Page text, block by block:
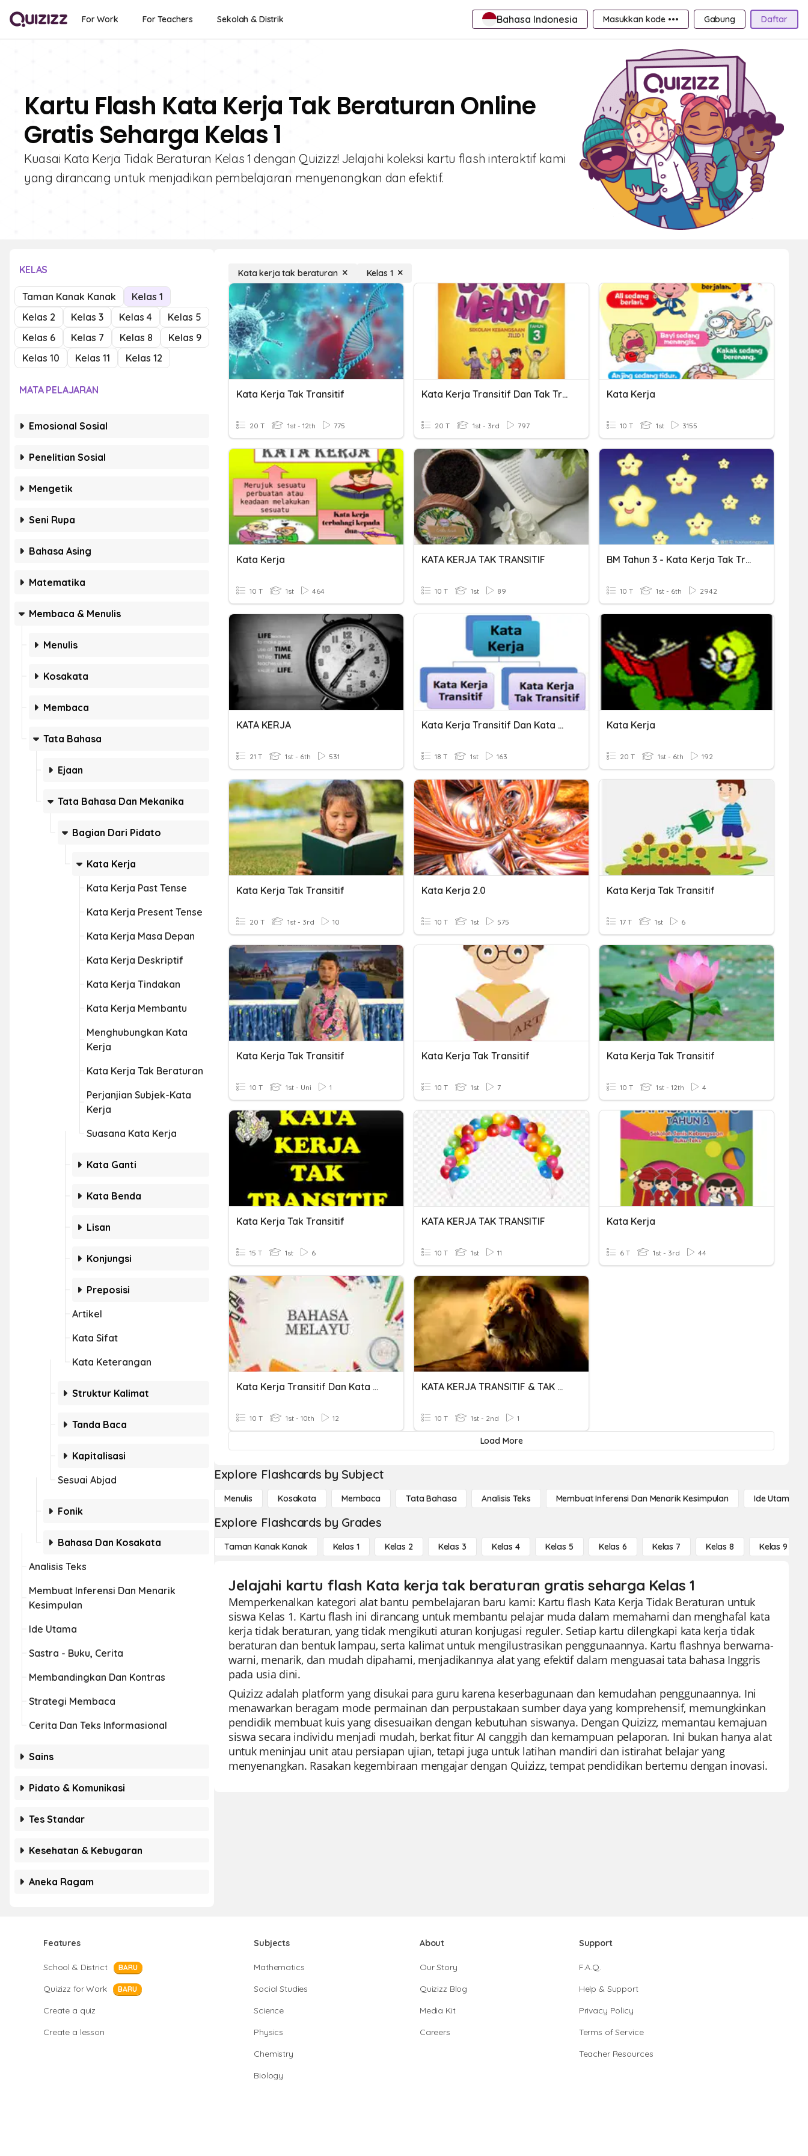
For Work For Teachers Sekolah & Distrik Bahasa Indonesia Masukkan kode ••• Gabung Daftar
Kartu Flash Kata Kerja Tak Beraturan Online
Gratis Seharga Kelas 1
Kuasai Kata Kerja Tidak Beraturan Kelas 1 dengan Quizizz! Jelajahi koleksi kartu flash interaktif kami
yang dirancang untuk menjadikan pembelajaran menyenangkan dan efektif.
KELAS
Taman Kanak Kanak
Kelas 1
Kelas 2
Kelas 3 Kelas 4
Kelas 5
Kelas 6
Kelas 7 Kelas 8
Kelas 9
Kelas 10
Kelas 11 Kelas 12
MATA PELAJARAN
Emosional Sosial
Penelitian Sosial
Mengetik
Seni Rupa
Bahasa Asing
Matematika
Membaca & Menulis
Menulis
Kosakata
Membaca
Tata Bahasa
Ejaan
Tata Bahasa Dan Mekanika
Bagian Dari Pidato
Kata Kerja
Kata Kerja Past Tense
Kata Kerja Present Tense
Kata Kerja Masa Depan
Kata Kerja Deskriptif
Kata Kerja Tindakan
Kata Kerja Membantu
Menghubungkan Kata
Kerja
Kata Kerja Tak Beraturan
Perjanjian Subjek-Kata
Kerja
Suasana Kata Kerja
Kata Ganti
Kata Benda
Lisan
Konjungsi
Preposisi
Artikel
Kata Sifat
Kata Keterangan
Struktur Kalimat
Tanda Baca
Kapitalisasi
Sesuai Abjad
Fonik
Bahasa Dan Kosakata
Analisis Teks
Membuat Inferensi Dan Menarik
Kesimpulan
Ide Utama
Sastra - Buku, Cerita
Membandingkan Dan Kontras
Strategi Membaca
Cerita Dan Teks Informasional
Sains
Pidato & Komunikasi
Tes Standar
Kesehatan & Kebugaran
Aneka Ragam
Kata kerja tak beraturan Kelas 1
Kata Kerja Tak Transitif
20 T 1st - 12th 775
Kata Kerja Transitif Dan Tak Transitif
20 T 1st - 3rd 797
Kata Kerja
10 T 1st 3155
Kata Kerja
10 T 1st 464
KATA KERJA TAK TRANSITIF
10 T 1st 89
BM Tahun 3 - Kata Kerja Tak Transitif
10 T 1st - 6th 2942
KATA KERJA
21 T 1st - 6th 531
Kata Kerja Transitif Dan Kata Kerja Tak Transitif
18 T 1st 163
Kata Kerja
20 T 1st - 6th 192
Kata Kerja Tak Transitif
20 T 1st - 3rd 10
Kata Kerja 2.0
10 T 1st 575
Kata Kerja Tak Transitif
17 T 1st 6
Kata Kerja Tak Transitif
10 T 1st - Uni 1
Kata Kerja Tak Transitif
10 T 1st 7
Kata Kerja Tak Transitif
10 T 1st - 12th 4
Kata Kerja Tak Transitif
15 T 1st 6
KATA KERJA TAK TRANSITIF
10 T 1st 11
Kata Kerja
6 T 1st - 3rd 44
Kata Kerja Transitif Dan Kata Kerja Tak Transitif
10 T 1st - 10th 12
KATA KERJA TRANSITIF & TAK TRANSITIF
10 T 1st - 2nd 1
Load More
Explore Flashcards by Subject
Menulis Kosakata Membaca Tata Bahasa Analisis Teks Membuat Inferensi Dan Menarik Kesimpulan Ide Utama
Explore Flashcards by Grades
Taman Kanak Kanak Kelas 1 Kelas 2 Kelas 3 Kelas 4 Kelas 5 Kelas 6 Kelas 7 Kelas 8 Kelas 9
Jelajahi kartu flash Kata kerja tak beraturan gratis seharga Kelas 1
Memperkenalkan kategori alat bantu pembelajaran baru kami: Kartu flash Kata Kerja Tidak Beraturan untuk
siswa Kelas 1. Kartu flash ini dirancang untuk membantu pelajar muda dalam memahami dan menghafal kata
kerja tidak beraturan, yang tidak mengikuti aturan konjugasi reguler. Setiap kartu dilengkapi kata kerja tidak
beraturan dan bentuk lampau, serta kalimat untuk mengilustrasikan penggunaannya. Kartu flashnya berwarna-
warni, menarik, dan mudah dipahami, menjadikannya alat yang efektif dalam menguasai tata bahasa Inggris
pada usia dini.
Quizizz adalah platform yang disukai para guru karena keserbagunaan dan kemudahan penggunaannya. Ini
menawarkan beragam mode permainan dan perpustakaan sumber daya yang komprehensif, memungkinkan
pendidik membuat kuis yang disesuaikan dengan kebutuhan siswanya. Dengan Quizizz, memantau kemajuan
siswa secara individu menjadi mudah, berkat fitur AI canggih dan kemampuan pelaporan. Ini bukan hanya alat
untuk meninjau unit atau persiapan ujian, tetapi juga untuk latihan mandiri dan istirahat belajar yang
menyenangkan. Rasakan kegembiraan mengajar dengan Quizizz, tempat pendidikan bertemu dengan inovasi.
Features
School & District BARU
Quizizz for Work BARU
Create a quiz
Create a lesson
Subjects
Mathematics
Social Studies
Science
Physics
Chemistry
Biology
About
Our Story
Quizizz Blog
Media Kit
Careers
Support
F.A.Q.
Help & Support
Privacy Policy
Terms of Service
Teacher Resources